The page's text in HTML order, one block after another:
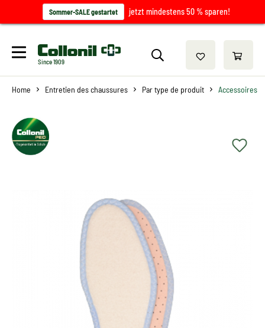
Sommer-SALE gestartet jetzt mindestens 50 % sparen!
Since 1909
Home Entretien des chaussures Par type de produit Accessoires